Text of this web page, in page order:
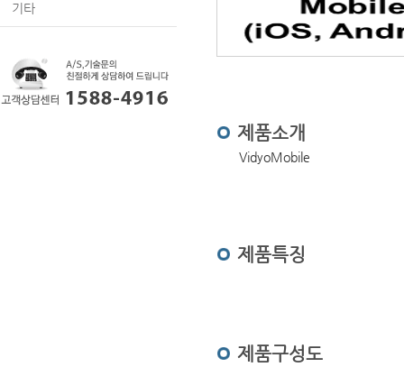
기타
제품소개
VidyoMobile
제품특징
제품구성도